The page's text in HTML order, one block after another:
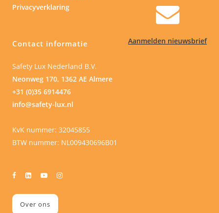
Aanmelden nieuwsbrief
Privacyverklaring
Contact informatie
Safety Lux Nederland B.V.
Neonweg 170, 1362 AE Almere
+31 (0)35 6914476
info@safety-lux.nl
KvK nummer: 32045855
BTW nummer: NL009430696B01
Over ons